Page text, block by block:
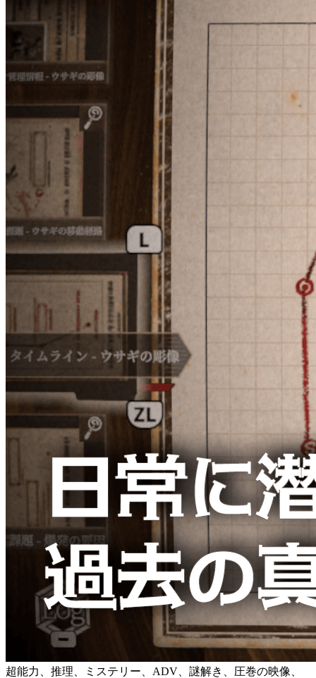
超能力、推理、ミステリー、ADV、謎解き、圧巻の映像、